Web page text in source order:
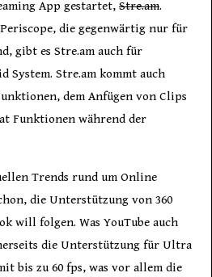
App gestartet, Stre.am.
die gegenwärtig nur für
gibt es Stre.am auch für
System. Stre.am kommt auch
dem Anfügen von Clips
Funktionen während der
Trends rund um Online
die Unterstützung von 360
will folgen. Was YouTube auch
die Unterstützung für Ultra
bis zu 60 fps, was vor allem die